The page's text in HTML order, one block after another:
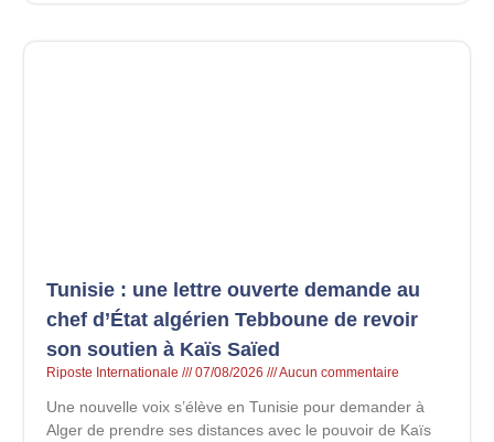
Tunisie : une lettre ouverte demande au
chef d’État algérien Tebboune de revoir
son soutien à Kaïs Saïed
Riposte Internationale 07/08/2026 Aucun commentaire
Une nouvelle voix s’élève en Tunisie pour demander à
Alger de prendre ses distances avec le pouvoir de Kaïs